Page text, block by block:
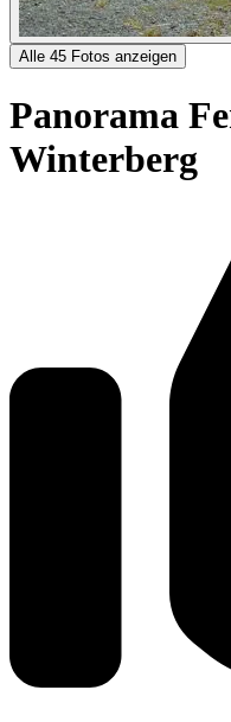
Alle 45 Fotos anzeigen
Panorama
Winterberg